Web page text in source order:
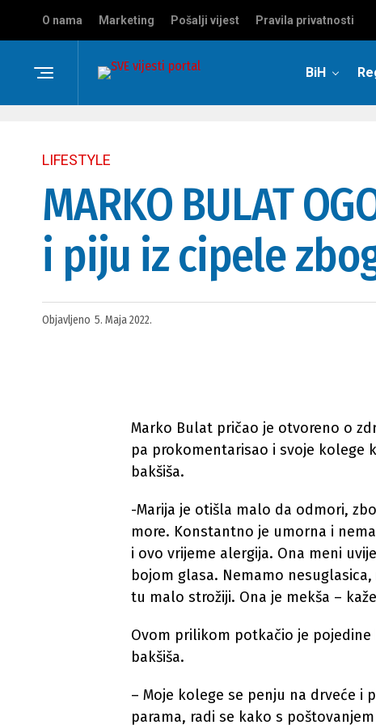
O nama Marketing Pošalji vijest Pravila privatnosti
BiH
LIFESTYLE
MARKO BULAT
i piju iz cipele
Objavljeno 5. Maja 2022.
Marko Bulat pričao je otvoreno o
pa prokomentarisao i svoje kolege
bakšiša.
-Marija je otišla malo da odmori,
more. Konstantno je umorna i
i ovo vrijeme alergija. Ona meni
bojom glasa. Nemamo
tu malo strožiji. Ona je mekša –
Ovom prilikom potkačio je
bakšiša.
– Moje kolege se penju na drveće i
parama, radi se kako s